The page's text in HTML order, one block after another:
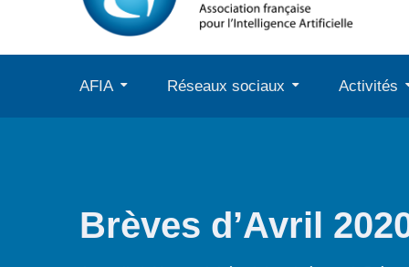
AFIA Réseaux sociaux Activités
Brèves d’Avril